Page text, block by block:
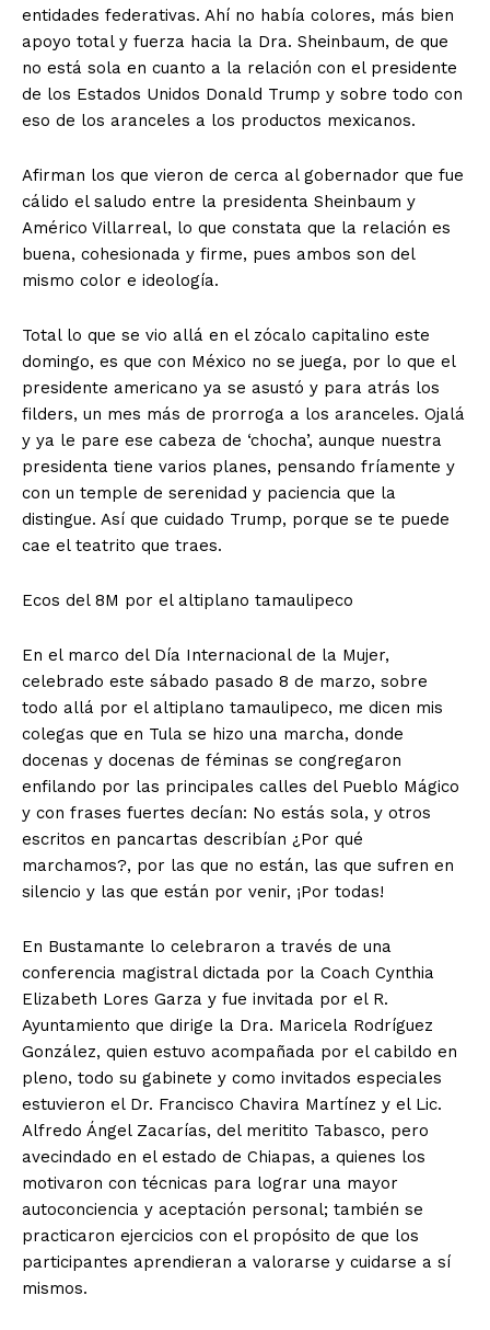
entidades federativas. Ahí no había colores, más bien
apoyo total y fuerza hacia la Dra. Sheinbaum, de que
no está sola en cuanto a la relación con el presidente
de los Estados Unidos Donald Trump y sobre todo con
eso de los aranceles a los productos mexicanos.
Afirman los que vieron de cerca al gobernador que fue
cálido el saludo entre la presidenta Sheinbaum y
Américo Villarreal, lo que constata que la relación es
buena, cohesionada y firme, pues ambos son del
mismo color e ideología.
Total lo que se vio allá en el zócalo capitalino este
domingo, es que con México no se juega, por lo que el
presidente americano ya se asustó y para atrás los
filders, un mes más de prorroga a los aranceles. Ojalá
y ya le pare ese cabeza de ‘chocha’, aunque nuestra
presidenta tiene varios planes, pensando fríamente y
con un temple de serenidad y paciencia que la
distingue. Así que cuidado Trump, porque se te puede
cae el teatrito que traes.
Ecos del 8M por el altiplano tamaulipeco
En el marco del Día Internacional de la Mujer,
celebrado este sábado pasado 8 de marzo, sobre
todo allá por el altiplano tamaulipeco, me dicen mis
colegas que en Tula se hizo una marcha, donde
docenas y docenas de féminas se congregaron
enfilando por las principales calles del Pueblo Mágico
y con frases fuertes decían: No estás sola, y otros
escritos en pancartas describían ¿Por qué
marchamos?, por las que no están, las que sufren en
silencio y las que están por venir, ¡Por todas!
En Bustamante lo celebraron a través de una
conferencia magistral dictada por la Coach Cynthia
Elizabeth Lores Garza y fue invitada por el R.
Ayuntamiento que dirige la Dra. Maricela Rodríguez
González, quien estuvo acompañada por el cabildo en
pleno, todo su gabinete y como invitados especiales
estuvieron el Dr. Francisco Chavira Martínez y el Lic.
Alfredo Ángel Zacarías, del meritito Tabasco, pero
avecindado en el estado de Chiapas, a quienes los
motivaron con técnicas para lograr una mayor
autoconciencia y aceptación personal; también se
practicaron ejercicios con el propósito de que los
participantes aprendieran a valorarse y cuidarse a sí
mismos.